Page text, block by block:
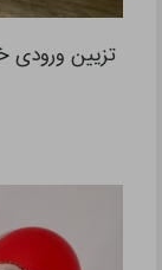
تزیین ورودی